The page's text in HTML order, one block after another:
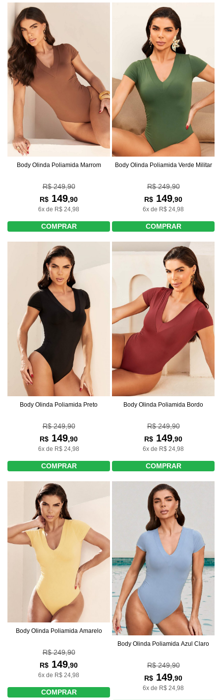
Body Olinda Poliamida Marrom
R$ 249,90
R$ 149,90
6x de R$ 24,98
COMPRAR
Body Olinda Poliamida Verde Militar
R$ 249,90
R$ 149,90
6x de R$ 24,98
COMPRAR
Body Olinda Poliamida Preto
R$ 249,90
R$ 149,90
6x de R$ 24,98
COMPRAR
Body Olinda Poliamida Bordo
R$ 249,90
R$ 149,90
6x de R$ 24,98
COMPRAR
Body Olinda Poliamida Amarelo
R$ 249,90
R$ 149,90
6x de R$ 24,98
COMPRAR
Body Olinda Poliamida Azul Claro
R$ 249,90
R$ 149,90
6x de R$ 24,98